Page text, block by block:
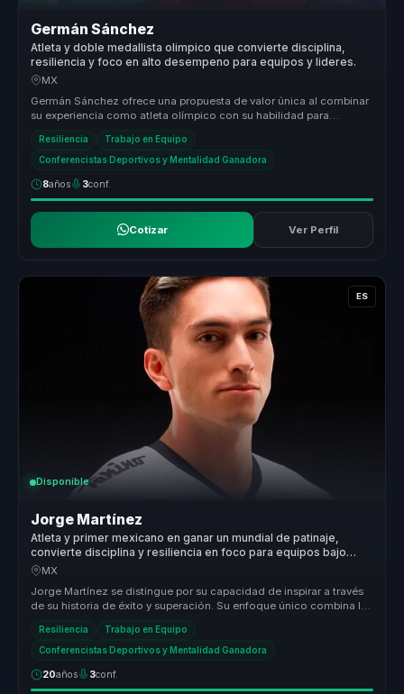
Germán Sánchez
Atleta y doble medallista olimpico que convierte disciplina,
resiliencia y foco en alto desempeno para equipos y lideres.
MX
Germán Sánchez ofrece una propuesta de valor única al combinar
su experiencia como atleta olímpico con su habilidad para
Resiliencia Trabajo en Equipo
Conferencistas Deportivos y Mentalidad Ganadora
8años 3conf.
Cotizar Ver Perfil
ES
Disponible
Jorge Martínez
Atleta y primer mexicano en ganar un mundial de patinaje,
convierte disciplina y resiliencia en foco para equipos bajo
presion.
MX
Jorge Martínez se distingue por su capacidad de inspirar a través
de su historia de éxito y superación. Su enfoque único combina la
Resiliencia Trabajo en Equipo
Conferencistas Deportivos y Mentalidad Ganadora
20años 3conf.